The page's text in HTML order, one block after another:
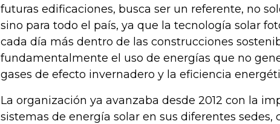
futuras edificaciones, busca ser un referente, no
sino para todo el país, ya que la tecnología solar
cada día más dentro de las construcciones
fundamentalmente el uso de energías que no
gases de efecto invernadero y la eficiencia
La organización ya avanzaba desde 2012 con la
sistemas de energía solar en sus diferentes sedes,